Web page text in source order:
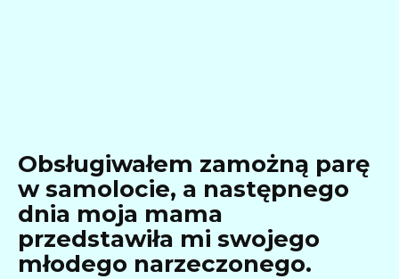
Obsługiwałem zamożną parę
w samolocie, a następnego
dnia moja mama
przedstawiła mi swojego
młodego narzeczonego.